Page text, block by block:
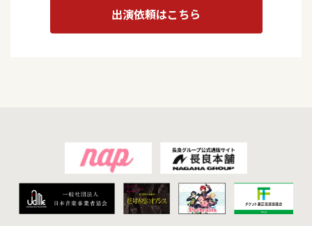
出演依頼はこちら